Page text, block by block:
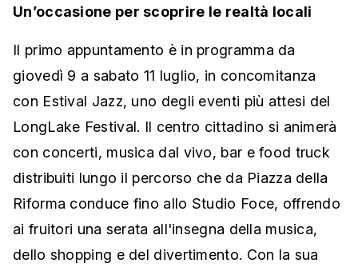
Un’occasione per scoprire le realtà locali
Il primo appuntamento è in programma da
giovedì 9 a sabato 11 luglio, in concomitanza
con Estival Jazz, uno degli eventi più attesi del
LongLake Festival. Il centro cittadino si animerà
con concerti, musica dal vivo, bar e food truck
distribuiti lungo il percorso che da Piazza della
Riforma conduce fino allo Studio Foce, offrendo
ai fruitori una serata all'insegna della musica,
dello shopping e del divertimento. Con la sua